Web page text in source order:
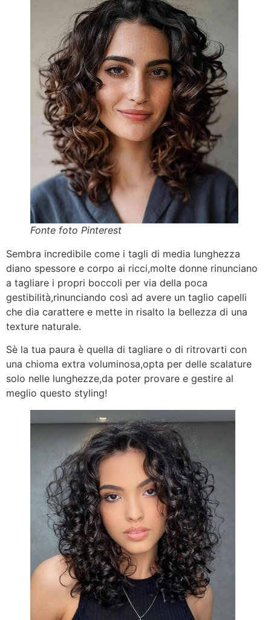
Fonte foto Pinterest
Sembra incredibile come i tagli di media lunghezza
diano spessore e corpo ai ricci,molte donne rinunciano
a tagliare i propri boccoli per via della poca
gestibilità,rinunciando così ad avere un taglio capelli
che dia carattere e mette in risalto la bellezza di una
texture naturale.
Sè la tua paura è quella di tagliare o di ritrovarti con
una chioma extra voluminosa,opta per delle scalature
solo nelle lunghezze,da poter provare e gestire al
meglio questo styling!